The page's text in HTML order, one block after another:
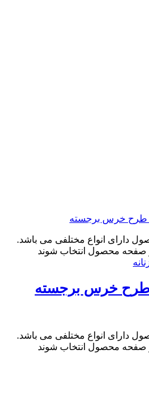
انواع مختلفی می باشد.
انتخاب شوند
برجسته
انواع مختلفی می باشد.
انتخاب شوند